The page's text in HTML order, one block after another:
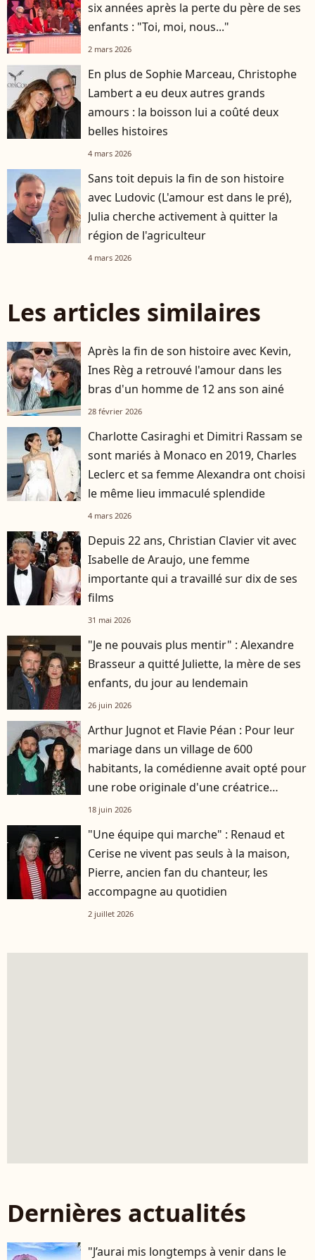
six années après la perte du père de ses
enfants : "Toi, moi, nous..."
2 mars 2026
En plus de Sophie Marceau, Christophe
Lambert a eu deux autres grands
amours : la boisson lui a coûté deux
belles histoires
4 mars 2026
Sans toit depuis la fin de son histoire
avec Ludovic (L'amour est dans le pré),
Julia cherche activement à quitter la
région de l'agriculteur
4 mars 2026
Les articles similaires
Après la fin de son histoire avec Kevin,
Ines Règ a retrouvé l'amour dans les
bras d'un homme de 12 ans son ainé
28 février 2026
Charlotte Casiraghi et Dimitri Rassam se
sont mariés à Monaco en 2019, Charles
Leclerc et sa femme Alexandra ont choisi
le même lieu immaculé splendide
4 mars 2026
Depuis 22 ans, Christian Clavier vit avec
Isabelle de Araujo, une femme
importante qui a travaillé sur dix de ses
films
31 mai 2026
"Je ne pouvais plus mentir" : Alexandre
Brasseur a quitté Juliette, la mère de ses
enfants, du jour au lendemain
26 juin 2026
Arthur Jugnot et Flavie Péan : Pour leur
mariage dans un village de 600
habitants, la comédienne avait opté pour
une robe originale d'une créatrice
française
18 juin 2026
"Une équipe qui marche" : Renaud et
Cerise ne vivent pas seuls à la maison,
Pierre, ancien fan du chanteur, les
accompagne au quotidien
2 juillet 2026
Dernières actualités
"J’aurai mis longtemps à venir dans le